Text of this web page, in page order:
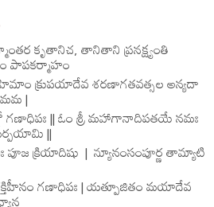
కృతానిచ, తానితాని ప్రనక్ష్యంతి
పాపకర్మాహం
క్రుపయాదేవ శరణాగతవత్సల అన్యదా
|
గణాధిపః || ఓం శ్రీ మహాగానాదిపతయే నమః
||
పూజ క్రియాదిషు | న్యూనంసంపూర్ణ తామ్యాటి
గణాధిపః | యత్పూజితం మయాదేవ